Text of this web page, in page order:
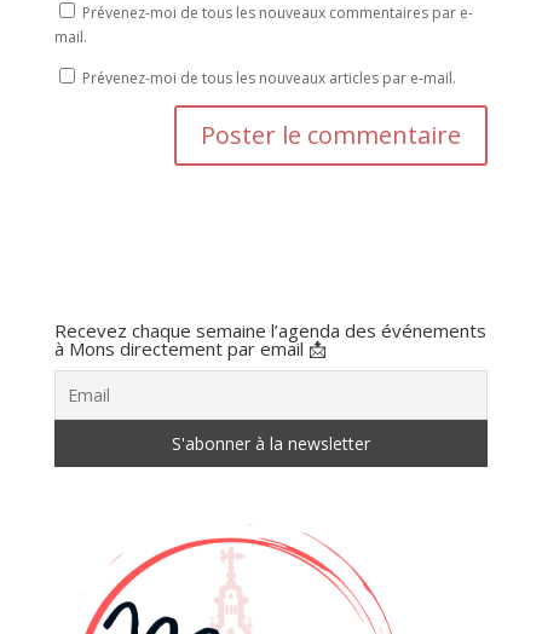
Prévenez-moi de tous les nouveaux commentaires par e-
mail.
Prévenez-moi de tous les nouveaux articles par e-mail.
Recevez chaque semaine l’agenda des événements
à Mons directement par email 📩